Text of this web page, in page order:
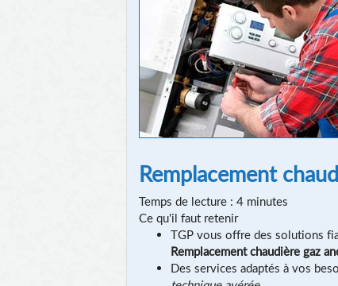
Remplacement
Temps de lecture : 4 minutes
Ce qu'il faut retenir
TGP vous offre des solutions
Remplacement chaudière gaz
Des services adaptés à vos